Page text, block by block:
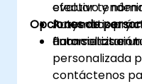
evaluar
Automatizar y
financieros en
efectivo y
Proyectos
Opciones de
Para solicitar
personalizada
contáctenos